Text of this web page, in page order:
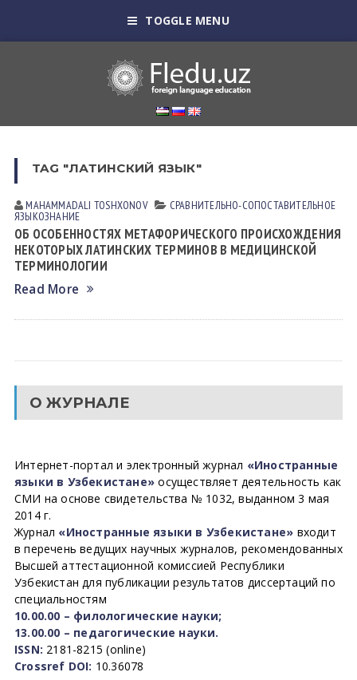
TOGGLE MENU
TAG "ЛАТИНСКИЙ ЯЗЫК"
MAHAMMADALI TOSHXONOV СРАВНИТЕЛЬНО-СОПОСТАВИТЕЛЬНОЕ
ЯЗЫКОЗНАНИЕ
ОБ ОСОБЕННОСТЯХ МЕТАФОРИЧЕСКОГО ПРОИСХОЖДЕНИЯ
НЕКОТОРЫХ ЛАТИНСКИХ ТЕРМИНОВ В МЕДИЦИНСКОЙ
ТЕРМИНОЛОГИИ
Read More
О ЖУРНАЛЕ
Интернет-портал и электронный журнал «Иностранные
языки в Узбекистане» осуществляет деятельность как
СМИ на основе свидетельства № 1032, выданном 3 мая
2014 г.
Журнал «Иностранные языки в Узбекистане» входит
в перечень ведущих научных журналов, рекомендованных
Высшей аттестационной комиссией Республики
Узбекистан для публикации результатов диссертаций по
специальностям
10.00.00 – филологические науки;
13.00.00 – педагогические науки.
ISSN: 2181-8215 (online)
Crossref DOI: 10.36078